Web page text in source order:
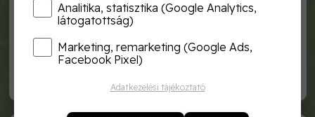
csap műanyag kannához-
3/4˝
habarccsláda 60l fekete
Analitika, statisztika (Google Analytics,
látogatottság)
Marketing, remarketing (Google Ads,
Facebook Pixel)
Adatkezelési tájékoztató